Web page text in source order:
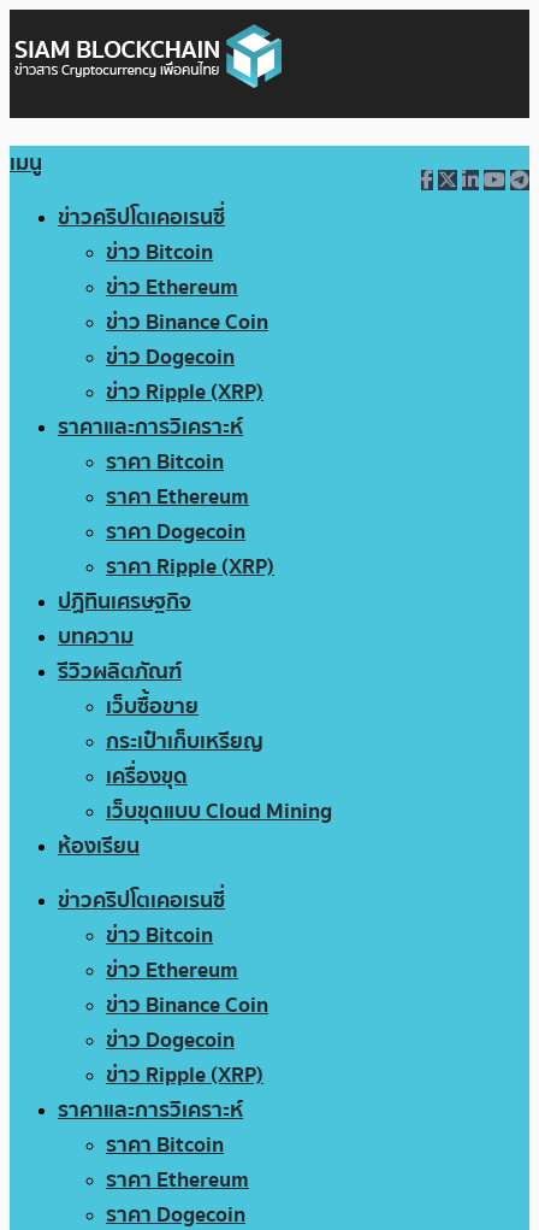
เมนู
ข่าวคริปโตเคอเรนซี่
ข่าว Bitcoin
ข่าว Ethereum
ข่าว Binance Coin
ข่าว Dogecoin
ข่าว Ripple (XRP)
ราคาและการวิเคราะห์
ราคา Bitcoin
ราคา Ethereum
ราคา Dogecoin
ราคา Ripple (XRP)
ปฏิทินเศรษฐกิจ
บทความ
รีวิวผลิตภัณฑ์
เว็บซื้อขาย
กระเป๋าเก็บเหรียญ
เครื่องขุด
เว็บขุดแบบ Cloud Mining
ห้องเรียน
ข่าวคริปโตเคอเรนซี่
ข่าว Bitcoin
ข่าว Ethereum
ข่าว Binance Coin
ข่าว Dogecoin
ข่าว Ripple (XRP)
ราคาและการวิเคราะห์
ราคา Bitcoin
ราคา Ethereum
ราคา Dogecoin